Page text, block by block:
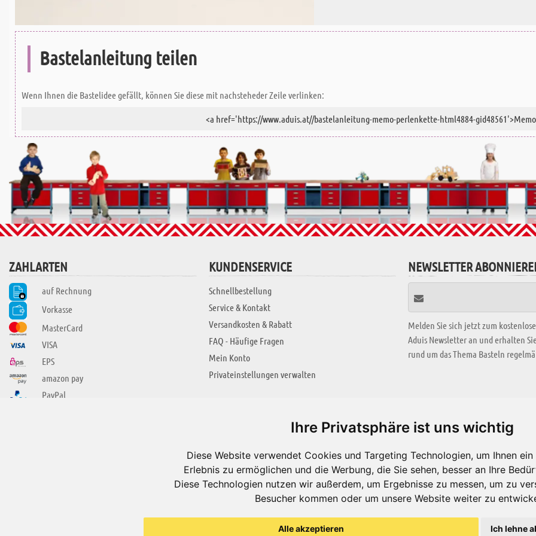
Ihre Privatsphäre ist uns wichtig
Diese Website verwendet Cookies und Targeting Technologien, um Ihnen
Erlebnis zu ermöglichen und die Werbung, die Sie sehen, besser an Ihre
Diese Technologien nutzen wir außerdem, um Ergebnisse zu messen, um zu
Besucher kommen oder um unsere Website weiter zu
Alle akzeptieren Ich lehne
Bastelanleitung teilen
Wenn Ihnen die Bastelidee gefällt, können Sie diese mit nachsteheder Zeile verlinken:
ZAHLARTEN
auf Rechnung
Vorkasse
MasterCard
VISA
EPS
amazon pay
PayPal
KUNDENSERVICE
Schnellbestellung
Service & Kontakt
Versandkosten & Rabatt
FAQ - Häufige Fragen
Mein Konto
Privateinstellungen verwalten
NEWSLETTER
Melden Sie sich jetzt zum
Aduis Newsletter an und erhalten
rund um das Thema Basteln
Jobs
Impressum
Datenschutzerklärung
KREATIV ZONE
Alle Videos
Bastelideen
Arbeitsblätter